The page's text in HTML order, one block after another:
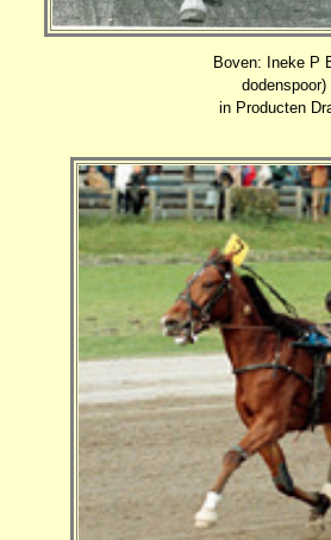
Boven: Ineke P
in Producten